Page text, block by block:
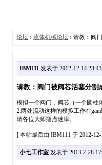
论坛› 流体机械论坛› 请教：阀
IBM111发表于 2012-12-14
请教：阀门被阀芯活塞分割
模拟一个阀门，阀芯（一个圆柱
2.两处流动这样的模拟工作在
请各位大师指点迷津。
[ 本帖最后由 IBM111 于 2012-12-
小七工作室发表于 2013-2-28